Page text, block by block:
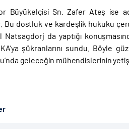
Büyükelçisi Sn. Zafer Ateş ise
Bu dostluk ve kardeşlik hukuku
Natsagdorj da yaptığı
şükranlarını sundu. Böyle
geleceğin mühendislerinin